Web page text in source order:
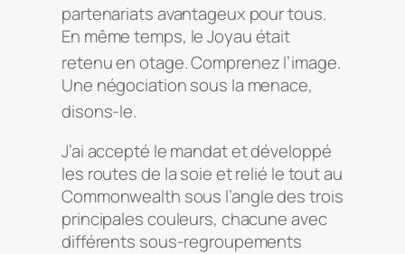
partenariats avantageux pour tous.
En même temps, le Joyau était
retenu en otage. Comprenez l’image.
Une négociation sous la menace,
disons-le.
J’ai accepté le mandat et développé
les routes de la soie et relié le tout au
Commonwealth sous l’angle des trois
principales couleurs, chacune avec
différents sous-regroupements